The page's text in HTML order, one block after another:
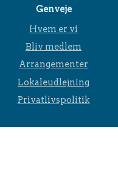
Genveje
Hvem er vi
Bliv medlem
Arrangementer
Lokaleudlejning
Privatlivspolitik